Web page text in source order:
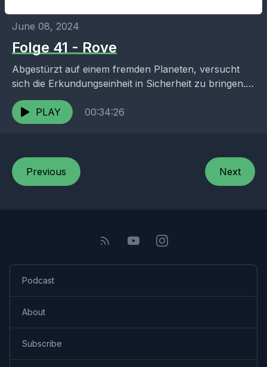
June 08, 2024
Folge 41 - Rove
Abgestürzt auf einem fremden Planeten, versucht
sich die Erkundungseinheit in Sicherheit zu bringen.
Helfen wir, die Module in die richtigen Muster zu
bringen und...
PLAY 00:34:26
Previous Next
Podcast
About
Subscribe